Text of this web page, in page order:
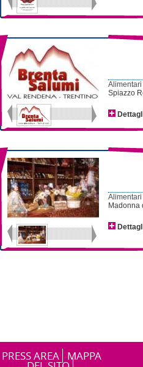
Alimentari
Spiazzo
Alimentari
Madonna
PRESS AREA MAPPA